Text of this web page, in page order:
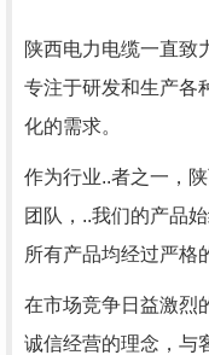
陕西电力电缆一直致
专注于研发和生产各
化的需求。
作为行业..者之一，
团队，..我们的产品
所有产品均经过严格
在市场竞争日益激烈
诚信经营的理念，与